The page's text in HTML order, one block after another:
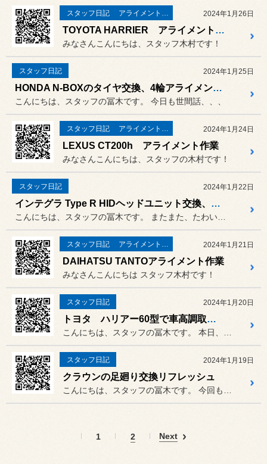
スタッフ日記 アライメント作業 2024年1月26日
TOYOTA HARRIER アライメント作業
みなさんこんにちは、スタッフ木村です！
スタッフ日記 2024年1月25日
HONDA N-BOXのタイヤ交換、4輪アライメント調整
こんにちは、スタッフの冨木です。 今日も世間話、、、
スタッフ日記 アライメント作業 2024年1月24日
LEXUS CT200h アライメント作業
みなさんこんにちは、スタッフの木村です！
スタッフ日記 2024年1月22日
インテグラ Type R HIDヘッドユニット交換、各種LEDバルブ交換
スタッフ日記 アライメント作業 2024年1月21日
DAIHATSU TANTOアライメント作業
みなさんこんにちは スタッフ木村です！
スタッフ日記 2024年1月20日
トヨタ ハリアー60型で車高調取り付け、4輪アライメント調整
スタッフ日記 2024年1月19日
クラウンの足廻り交換リフレッシュ
1 2 Next